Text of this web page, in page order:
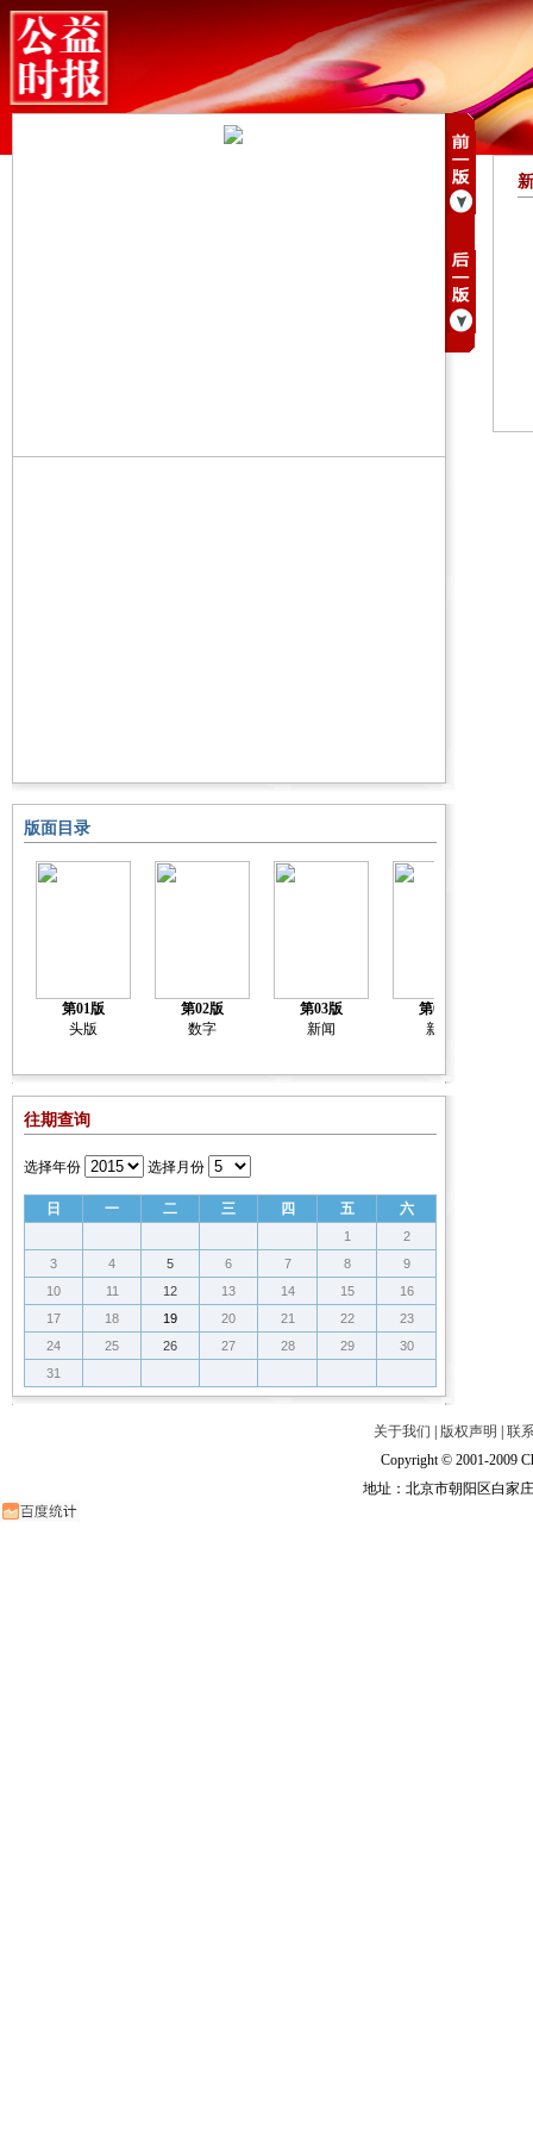
版面目录
第01版
头版
第02版
数字
第03版
新闻
第04版
新闻
往期查询
选择年份 选择月份
日 一 二 三 四 五 六
1
2
3
4 5 6 7 8
9
10
11 12 13 14 15
16
17
18 19 20 21 22
23
24
25 26 27 28 29
30
31
关于我们 版权声明
联
Copyright © 2001-2009
地址：北京市朝阳区白家